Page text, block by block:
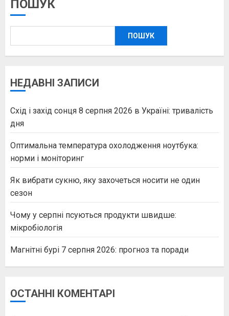
ПОШУК
ПОШУК
НЕДАВНІ ЗАПИСИ
Схід і захід сонця 8 серпня 2026 в Україні: тривалість
дня
Оптимальна температура охолодження ноутбука:
норми і моніторинг
Як вибрати сукню, яку захочеться носити не один
сезон
Чому у серпні псуються продукти швидше:
мікробіологія
Магнітні бурі 7 серпня 2026: прогноз та поради
ОСТАННІ КОМЕНТАРІ